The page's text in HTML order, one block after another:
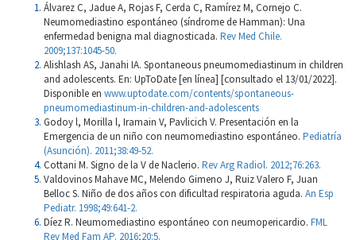
Álvarez C, Jadue A, Rojas F, Cerda C, Ramírez M, Cornejo C.
Neumomediastino espontáneo (síndrome de Hamman): Una
enfermedad benigna mal diagnosticada. Rev Med Chile.
2009;137:1045-50.
Alishlash AS, Janahi IA. Spontaneous pneumomediastinum in children
and adolescents. En: UpToDate [en línea] [consultado el 13/01/2022].
Disponible en www.uptodate.com/contents/spontaneous-
pneumomediastinum-in-children-and-adolescents
Godoy l, Morilla l, Iramain V, Pavlicich V. Presentación en la
Emergencia de un niño con neumomediastino espontáneo. Pediatría
(Asunción). 2011;38:49-52.
Cottani M. Signo de la V de Naclerio. Rev Arg Radiol. 2012;76:263.
Valdovinos Mahave MC, Melendo Gimeno J, Ruiz Valero F, Juan
Belloc S. Niño de dos años con dificultad respiratoria aguda. An Esp
Pediatr. 1998;49:641-2.
Díez R. Neumomediastino espontáneo con neumopericardio. FML
Rev Med Fam AP. 2016;20:5.